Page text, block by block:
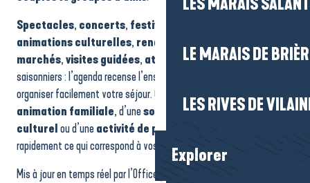
LES MARAIS
LE MARAIS DE
LES RIVES DE
Explorer
Concert : Vivaldi, les quatre saisons
Atelier enfant - pirogue d'Océanie
Animation « Le Monde de Plancto »
ANNULE - Concert - Cap Ouest
Spectacles, concerts, festivals
animations culturelles, rendez-vous sportifs
marchés,visites guidées, ateliersou temps forts
saisonniers : l’agenda recense l’ensemble des idées de sorties pour
organiser facilement votre séjour. Que vous soyez en quête d’une
animation familiale, d’unesoirée festive, d’unévénement
culturelou d’uneactivité de plein air
rapidement ce qui correspond à vos envies.
Mis à jour en temps réel par l’Office de Tourisme, l’agenda vous